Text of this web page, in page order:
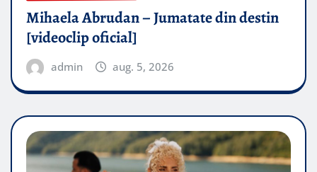
Mihaela Abrudan – Jumatate din destin
[videoclip oficial]
admin aug. 5, 2026